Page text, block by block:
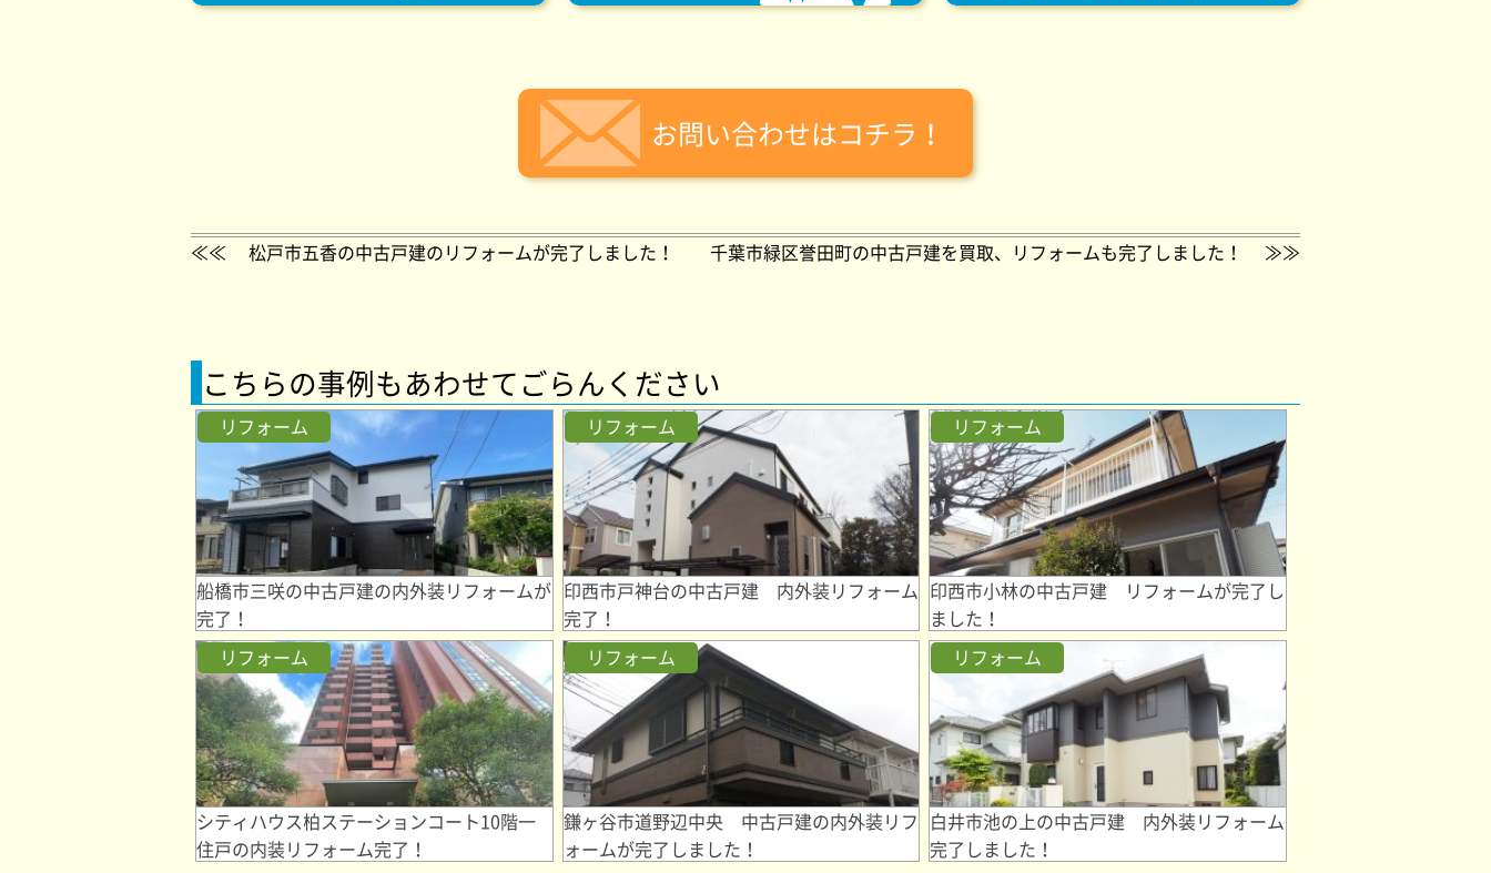
お問い合わせはコチラ！
≪≪ 松戸市五香の中古戸建のリフォームが完了しました！ 千葉市緑区誉田町の中古戸建を買取、リフォームも完了しました！ ≫≫
こちらの事例もあわせてごらんください
リフォーム
船橋市三咲の中古戸建の内外装リフォームが
完了！
リフォーム
印西市戸神台の中古戸建 内外装リフォーム
完了！
リフォーム
印西市小林の中古戸建 リフォームが完了し
ました！
リフォーム
シティハウス柏ステーションコート10階一
住戸の内装リフォーム完了！
リフォーム
鎌ヶ谷市道野辺中央 中古戸建の内外装リフ
ォームが完了しました！
リフォーム
白井市池の上の中古戸建 内外装リフォーム
完了しました！